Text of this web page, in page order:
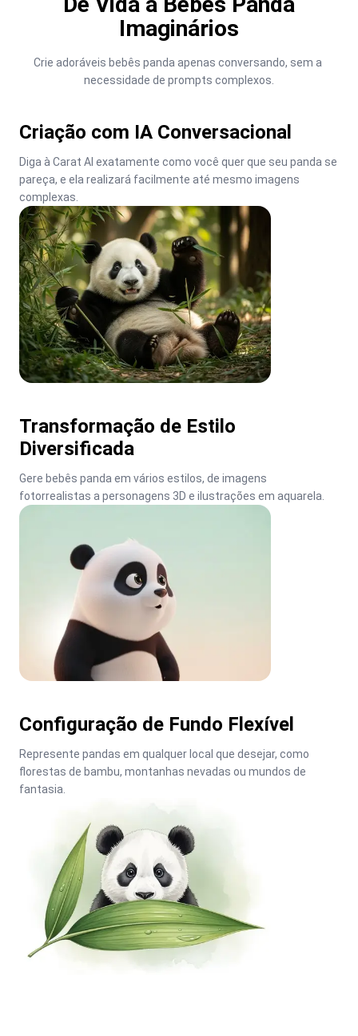
Imaginários
Crie adoráveis bebês panda apenas conversando, sem a
necessidade de prompts complexos.
Criação com IA Conversacional
Diga à Carat AI exatamente como você quer que seu panda se
pareça, e ela realizará facilmente até mesmo imagens
complexas.
Transformação de Estilo
Diversificada
Gere bebês panda em vários estilos, de imagens
fotorrealistas a personagens 3D e ilustrações em aquarela.
Configuração de Fundo Flexível
Represente pandas em qualquer local que desejar, como
florestas de bambu, montanhas nevadas ou mundos de
fantasia.